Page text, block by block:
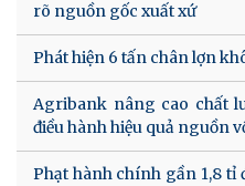
rõ nguồn gốc xuất xứ
Phát hiện 6 tấn chân lợn
Agribank nâng cao chất
điều hành hiệu quả nguồn
Phạt hành chính gần 1,8 tỉ